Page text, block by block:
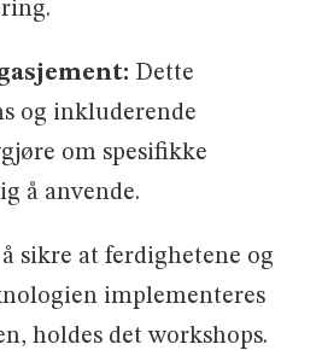
Dette
og inkluderende
om spesifikke
å anvende.
sikre at ferdighetene og
implementeres
holdes det workshops.